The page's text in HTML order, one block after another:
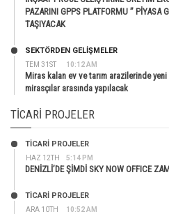
PAZARINI GPPS PLATFORMU ” PİYASA
TAŞIYACAK
TEM 31ST 10:12 AM
SEKTÖRDEN GELIŞMELER
Miras kalan ev ve tarım arazilerinde
mirasçılar arasında yapılacak
TICARI PROJELER
HAZ 12TH 5:14 PM
TİCARİ PROJELER
DENİZLİ’DE ŞİMDİ SKY NOW OFFICE
ARA 10TH 10:52 AM
TİCARİ PROJELER